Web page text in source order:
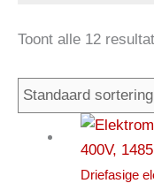
Toont alle 12
Driefasige